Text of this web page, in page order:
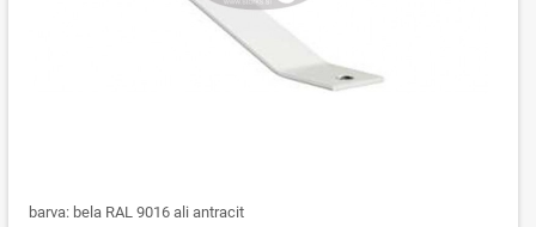
barva: bela RAL 9016 ali antracit